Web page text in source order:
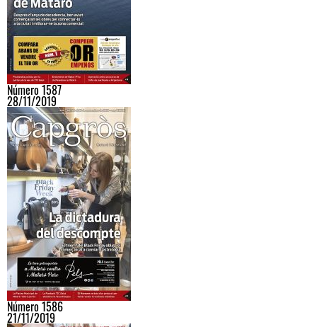
Número 1587
28/11/2019
Número 1586
21/11/2019